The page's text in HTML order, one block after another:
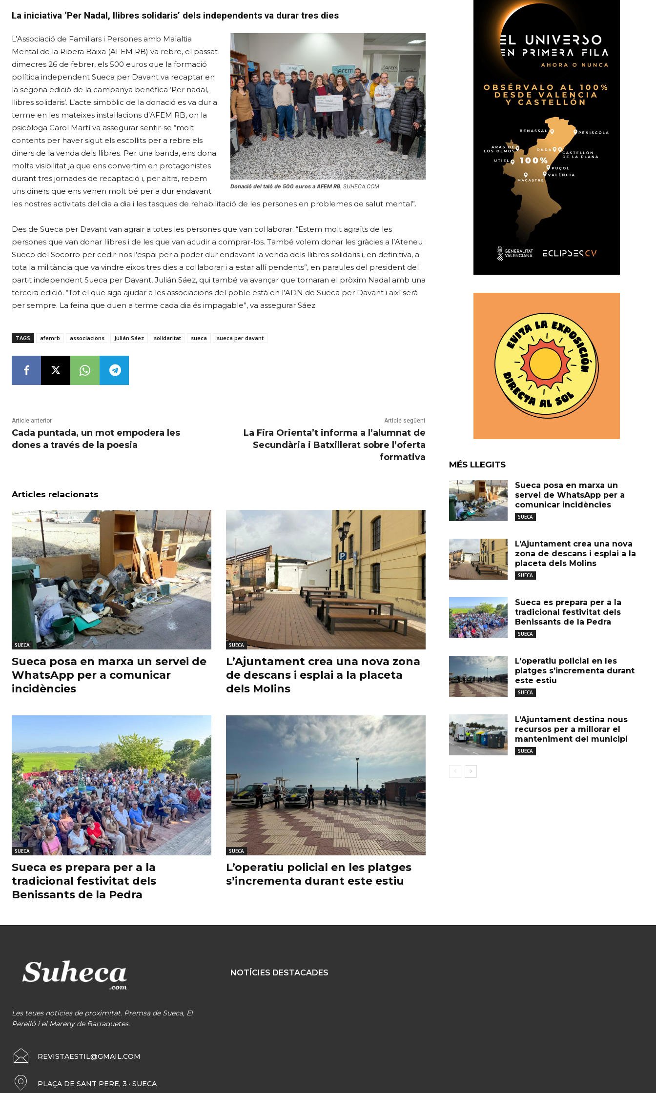
La iniciativa ‘Per Nadal, llibres solidaris’ dels independents va durar tres dies
Donació del taló de 500 euros a AFEM RB. SUHECA.COM
L’Associació de Familiars i Persones amb Malaltia
Mental de la Ribera Baixa (AFEM RB) va rebre, el passat
dimecres 26 de febrer, els 500 euros que la formació
política independent Sueca per Davant va recaptar en
la segona edició de la campanya benèfica ‘Per nadal,
llibres solidaris’. L’acte simbòlic de la donació es va dur a
terme en les mateixes instal·lacions d’AFEM RB, on la
psicòloga Carol Martí va assegurar sentir-se “molt
contents per haver sigut els escollits per a rebre els
diners de la venda dels llibres. Per una banda, ens dona
molta visibilitat ja que ens convertim en protagonistes
durant tres jornades de recaptació i, per altra, rebem
uns diners que ens venen molt bé per a dur endavant
les nostres activitats del dia a dia i les tasques de rehabilitació de les persones en problemes de salut mental”.
Des de Sueca per Davant van agrair a totes les persones que van col·laborar. “Estem molt agraïts de les
persones que van donar llibres i de les que van acudir a comprar-los. També volem donar les gràcies a l’Ateneu
Sueco del Socorro per cedir-nos l’espai per a poder dur endavant la venda dels llibres solidaris i, en definitiva, a
tota la militància que va vindre eixos tres dies a col·laborar i a estar allí pendents”, en paraules del president del
partit independent Sueca per Davant, Julián Sáez, qui també va avançar que tornaran el pròxim Nadal amb una
tercera edició. “Tot el que siga ajudar a les associacions del poble està en l’ADN de Sueca per Davant i així serà
per sempre. La feina que duen a terme cada dia és impagable”, va assegurar Sáez.
TAGS afemrb associacions Julián Sáez solidaritat sueca sueca per davant
Article anterior
Cada puntada, un mot empodera les
dones a través de la poesia
Article següent
La Fira Orienta’t informa a l’alumnat de
Secundària i Batxillerat sobre l’oferta
formativa
Articles relacionats
SUECA
Sueca posa en marxa un servei de
WhatsApp per a comunicar
incidències
SUECA
L’Ajuntament crea una nova zona
de descans i esplai a la placeta
dels Molins
SUECA
Sueca es prepara per a la
tradicional festivitat dels
Benissants de la Pedra
SUECA
L’operatiu policial en les platges
s’incrementa durant este estiu
MÉS LLEGITS
Sueca posa en marxa un
servei de WhatsApp per a
comunicar incidències
SUECA
L’Ajuntament crea una nova
zona de descans i esplai a la
placeta dels Molins
SUECA
Sueca es prepara per a la
tradicional festivitat dels
Benissants de la Pedra
SUECA
L’operatiu policial en les
platges s’incrementa durant
este estiu
SUECA
L’Ajuntament destina nous
recursos per a millorar el
manteniment del municipi
SUECA
Les teues notícies de proximitat. Premsa de Sueca, El
Perelló i el Mareny de Barraquetes.
REVISTAESTIL@GMAIL.COM
PLAÇA DE SANT PERE, 3 · SUECA
NOTÍCIES DESTACADES